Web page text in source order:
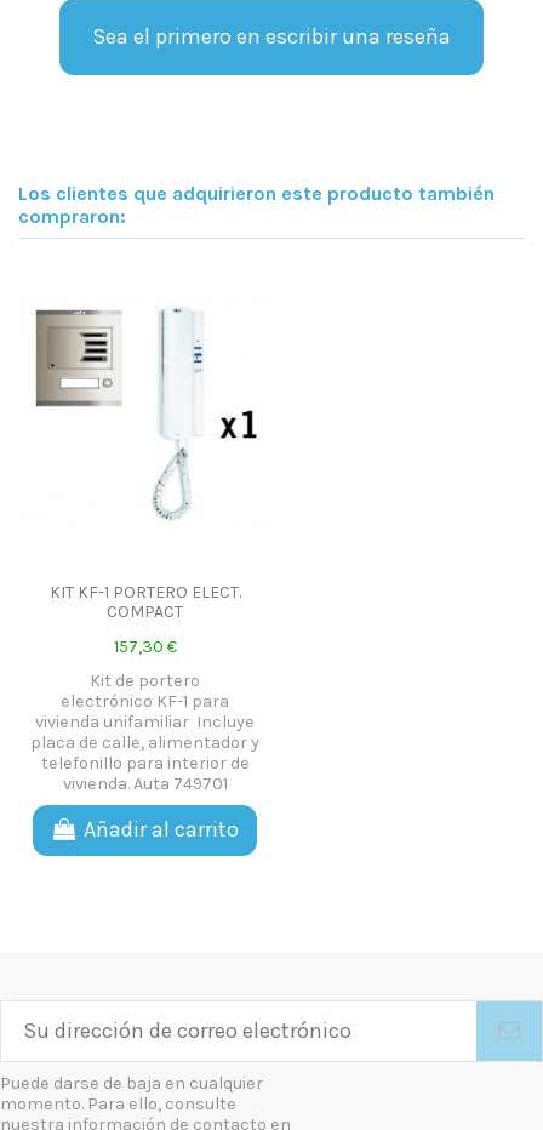
Sea el primero en escribir una reseña
Los clientes que adquirieron este producto también
compraron:
KIT KF-1 PORTERO ELECT.
COMPACT
157,30 €
Kit de portero
electrónico KF-1 para
vivienda unifamiliar Incluye
placa de calle, alimentador y
telefonillo para interior de
vivienda. Auta 749701
Añadir al carrito
Puede darse de baja en cualquier
momento. Para ello, consulte
nuestra información de contacto en